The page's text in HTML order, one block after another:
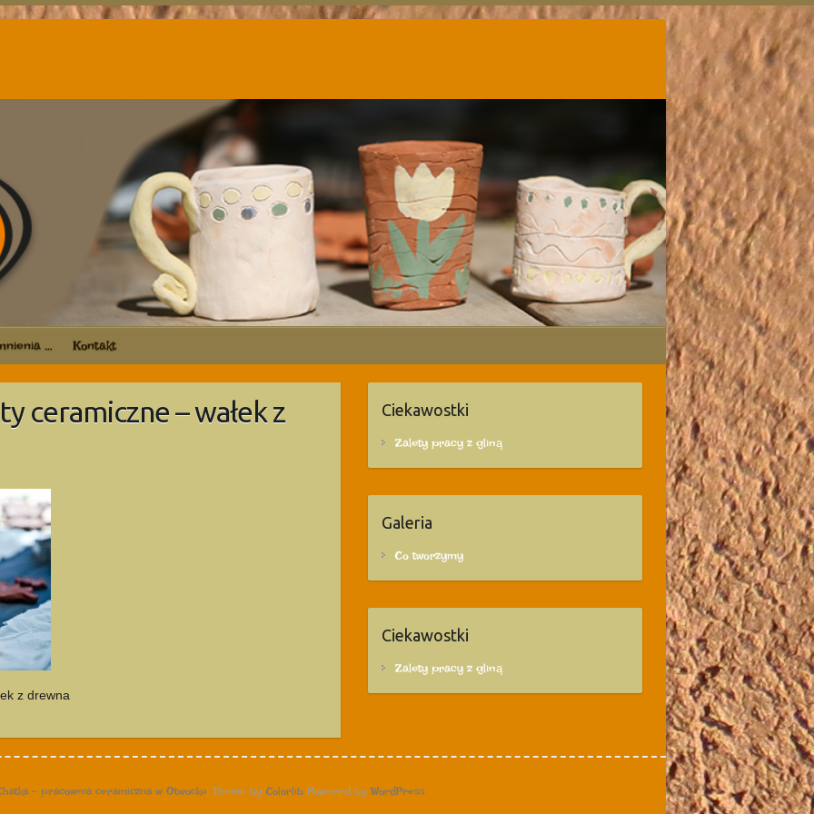
… Kontakt
ceramiczne – wałek z
z drewna
Ciekawostki
Zalety pracy z gliną
Galeria
Co tworzymy
Ciekawostki
Zalety pracy z gliną
– pracownia ceramiczna w Otwocku. Theme byColorlib Powered by WordPress